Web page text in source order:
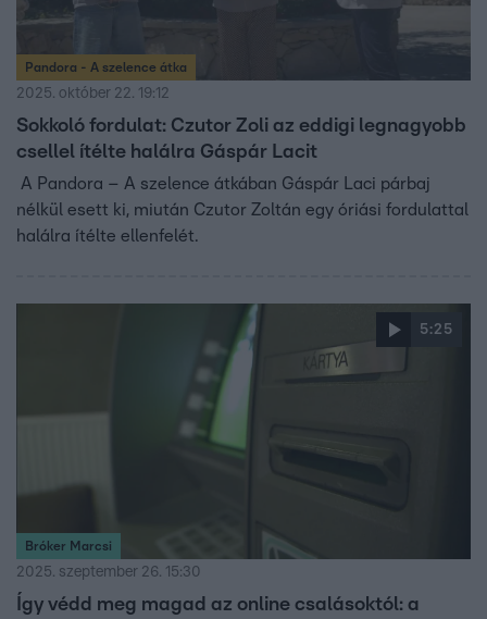
Pandora - A szelence átka
2025. október 22. 19:12
Sokkoló fordulat: Czutor Zoli az eddigi legnagyobb
csellel ítélte halálra Gáspár Lacit
A Pandora – A szelence átkában Gáspár Laci párbaj
nélkül esett ki, miután Czutor Zoltán egy óriási fordulattal
halálra ítélte ellenfelét.
5:25
Bróker Marcsi
2025. szeptember 26. 15:30
Így védd meg magad az online csalásoktól: a